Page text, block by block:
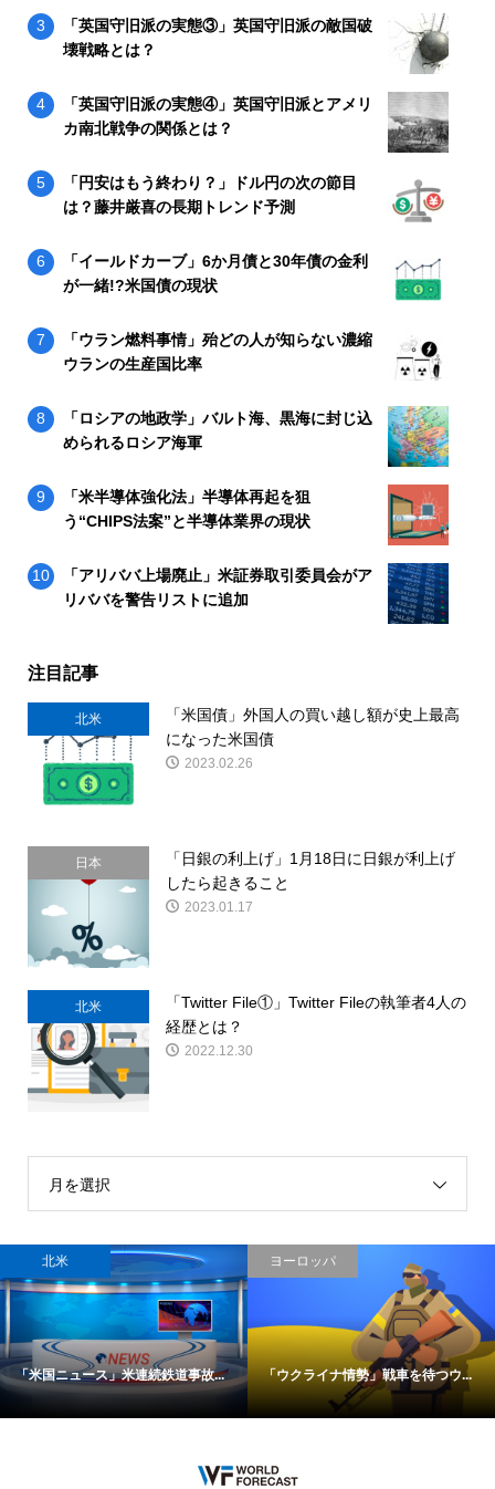
「英国守旧派の実態③」英国守旧派の敵国破
壊戦略とは？
「英国守旧派の実態④」英国守旧派とアメリ
カ南北戦争の関係とは？
「円安はもう終わり？」ドル円の次の節目
は？藤井厳喜の長期トレンド予測
「イールドカーブ」6か月債と30年債の金利
が一緒!?米国債の現状
「ウラン燃料事情」殆どの人が知らない濃縮
ウランの生産国比率
「ロシアの地政学」バルト海、黒海に封じ込
められるロシア海軍
「米半導体強化法」半導体再起を狙
う“CHIPS法案”と半導体業界の現状
「アリババ上場廃止」米証券取引委員会がア
リババを警告リストに追加
注目記事
北米
「米国債」外国人の買い越し額が史上最高
になった米国債
2023.02.26
日本
「日銀の利上げ」1月18日に日銀が利上げ
したら起きること
2023.01.17
北米
「Twitter File①」Twitter Fileの執筆者4人の
経歴とは？
2022.12.30
月を選択
北米
「米国ニュース」米連続鉄道事故...
ヨーロッパ
「ウクライナ情勢」戦車を待つウ...